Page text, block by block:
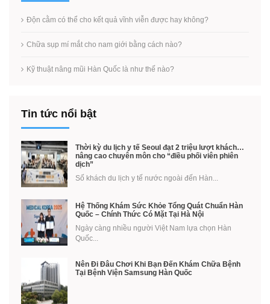
Độn cằm có thể cho kết quả vĩnh viễn được hay không?
Chữa sụp mí mắt cho nam giới bằng cách nào?
Kỹ thuật nâng mũi Hàn Quốc là như thế nào?
Tin tức nổi bật
Thời kỳ du lịch y tế Seoul đạt 2 triệu lượt khách…
nâng cao chuyên môn cho “điều phối viên phiên
dịch”
Số khách du lịch y tế nước ngoài đến Hàn...
Hệ Thống Khám Sức Khỏe Tổng Quát Chuẩn Hàn
Quốc – Chính Thức Có Mặt Tại Hà Nội
Ngày càng nhiều người Việt Nam lựa chọn Hàn
Quốc...
Nên Đi Đâu Chơi Khi Bạn Đến Khám Chữa Bệnh
Tại Bệnh Viện Samsung Hàn Quốc